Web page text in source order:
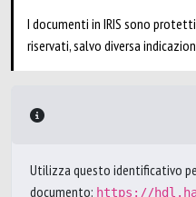
I documenti in IRIS sono
riservati, salvo diversa
Utilizza questo identificativo
documento: https://